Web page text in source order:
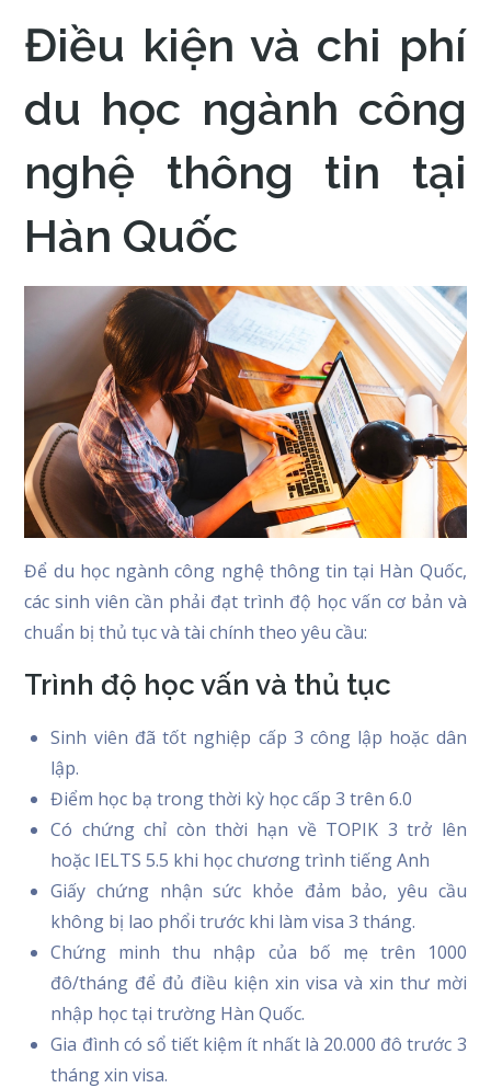
Điều kiện và chi phí
du học ngành công
nghệ thông tin tại
Hàn Quốc
Để du học ngành công nghệ thông tin tại Hàn Quốc,
các sinh viên cần phải đạt trình độ học vấn cơ bản và
chuẩn bị thủ tục và tài chính theo yêu cầu:
Trình độ học vấn và thủ tục
Sinh viên đã tốt nghiệp cấp 3 công lập hoặc dân
lập.
Điểm học bạ trong thời kỳ học cấp 3 trên 6.0
Có chứng chỉ còn thời hạn về TOPIK 3 trở lên
hoặc IELTS 5.5 khi học chương trình tiếng Anh
Giấy chứng nhận sức khỏe đảm bảo, yêu cầu
không bị lao phổi trước khi làm visa 3 tháng.
Chứng minh thu nhập của bố mẹ trên 1000
đô/tháng để đủ điều kiện xin visa và xin thư mời
nhập học tại trường Hàn Quốc.
Gia đình có sổ tiết kiệm ít nhất là 20.000 đô trước 3
tháng xin visa.